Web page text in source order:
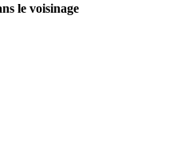
le voisinage